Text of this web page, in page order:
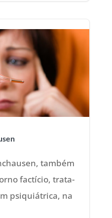
também
factício, trata-
psiquiátrica, na